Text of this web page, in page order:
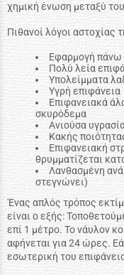
χημική ένωση μεταξύ
Πιθανοί λόγοι αστοχίας
Εφαρμογή πάνω
Πολύ λεία
Υπολείμματα
Υγρή επιφάνεια
Επιφανειακά
σκυρόδεμα
Ανιούσα
Κακής
Επιφανειακή
θρυμματίζεται
Λανθασμένη
στεγνώνει)
'Ενας απλός τρόπος
είναι ο εξής:
επί 1 μέτρο. Το νάυλον
αφήνεται για 24 ώρες.
εσωτερική του